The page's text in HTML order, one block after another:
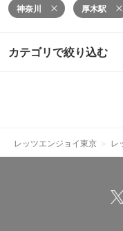
神奈川 厚木駅
カテゴリで絞り込む
レッツエンジョイ東京 レ